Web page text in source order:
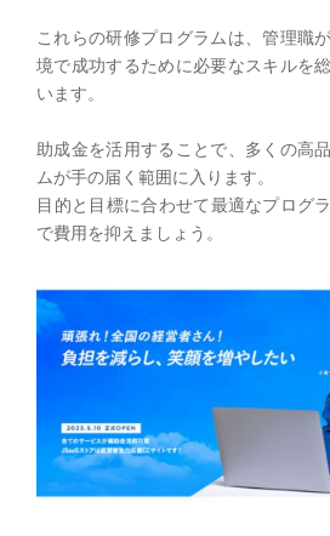
これらの研修プログラムは、管理職
境で成功するために必要なスキルを
います。
助成金を活用することで、多くの高
ムが手の届く範囲に入ります。
目的と目標に合わせて最適なプログ
で費用を抑えましょう。